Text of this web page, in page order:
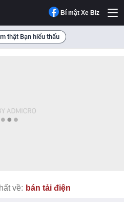
Bí mật Xe Biz
thật Bạn hiểu thấu
về: bán tải điện